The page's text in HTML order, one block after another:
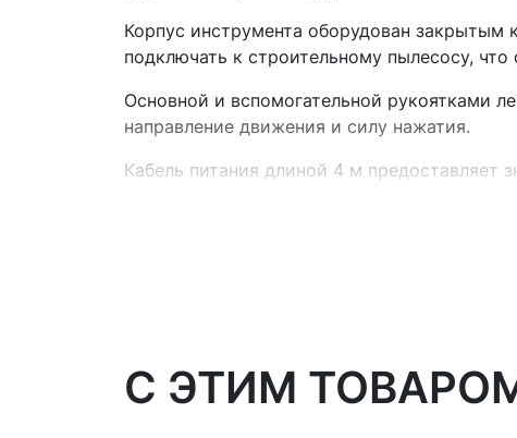
Корпус инструмента оборудован
подключать к строительному пылесосу,
Основной и вспомогательной рукоятками
направление движения и силу нажатия.
Кабель питания длиной 4 м предоставляет
C ЭТИМ